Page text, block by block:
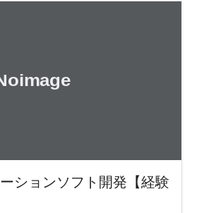
ションソフト開発【経験